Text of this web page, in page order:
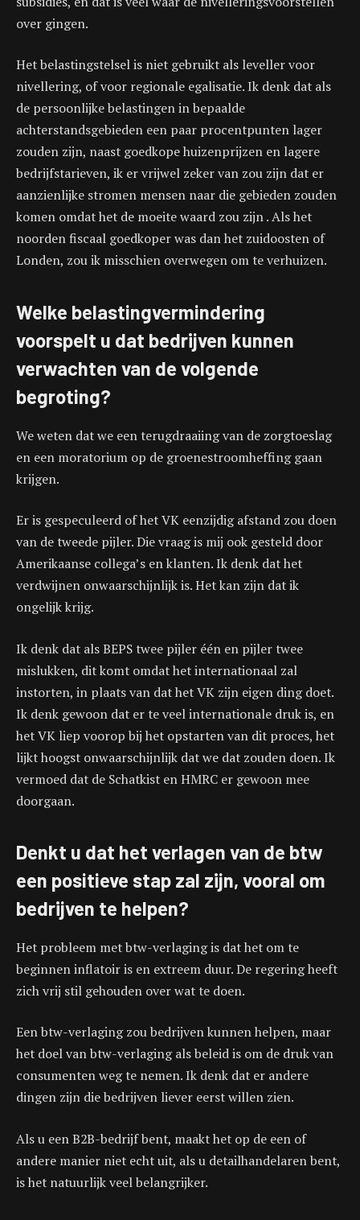
over gingen.
Het belastingstelsel is niet gebruikt als leveller voor
nivellering, of voor regionale egalisatie. Ik denk dat als
de persoonlijke belastingen in bepaalde
achterstandsgebieden een paar procentpunten lager
zouden zijn, naast goedkope huizenprijzen en lagere
bedrijfstarieven, ik er vrijwel zeker van zou zijn dat er
aanzienlijke stromen mensen naar die gebieden zouden
komen omdat het de moeite waard zou zijn . Als het
noorden fiscaal goedkoper was dan het zuidoosten of
Londen, zou ik misschien overwegen om te verhuizen.
Welke belastingvermindering
voorspelt u dat bedrijven kunnen
verwachten van de volgende
begroting?
We weten dat we een terugdraaiing van de zorgtoeslag
en een moratorium op de groenestroomheffing gaan
krijgen.
Er is gespeculeerd of het VK eenzijdig afstand zou doen
van de tweede pijler. Die vraag is mij ook gesteld door
Amerikaanse collega’s en klanten. Ik denk dat het
verdwijnen onwaarschijnlijk is. Het kan zijn dat ik
ongelijk krijg.
Ik denk dat als BEPS twee pijler één en pijler twee
mislukken, dit komt omdat het internationaal zal
instorten, in plaats van dat het VK zijn eigen ding doet.
Ik denk gewoon dat er te veel internationale druk is, en
het VK liep voorop bij het opstarten van dit proces, het
lijkt hoogst onwaarschijnlijk dat we dat zouden doen. Ik
vermoed dat de Schatkist en HMRC er gewoon mee
doorgaan.
Denkt u dat het verlagen van de btw
een positieve stap zal zijn, vooral om
bedrijven te helpen?
Het probleem met btw-verlaging is dat het om te
beginnen inflatoir is en extreem duur. De regering heeft
zich vrij stil gehouden over wat te doen.
Een btw-verlaging zou bedrijven kunnen helpen, maar
het doel van btw-verlaging als beleid is om de druk van
consumenten weg te nemen. Ik denk dat er andere
dingen zijn die bedrijven liever eerst willen zien.
Als u een B2B-bedrijf bent, maakt het op de een of
andere manier niet echt uit, als u detailhandelaren bent,
is het natuurlijk veel belangrijker.